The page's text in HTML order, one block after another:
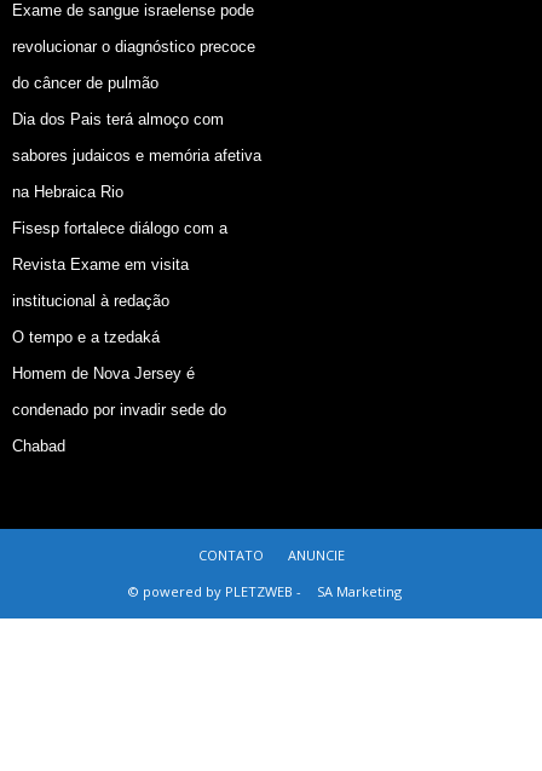
Exame de sangue israelense pode
revolucionar o diagnóstico precoce
do câncer de pulmão
Dia dos Pais terá almoço com
sabores judaicos e memória afetiva
na Hebraica Rio
Fisesp fortalece diálogo com a
Revista Exame em visita
institucional à redação
O tempo e a tzedaká
Homem de Nova Jersey é
condenado por invadir sede do
Chabad
CONTATO
ANUNCIE
© powered by PLETZWEB -
SA Marketing